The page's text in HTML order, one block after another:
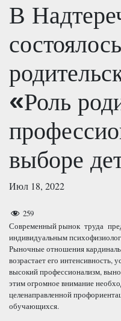
В
состоялось
«Роль
выборе
Июл 18, 2022
259
Современный рынок труда
индивидуальным
Рыночные отношения
возрастает его интенсивность,
высокий профессионализм,
этим огромное внимание
целенаправленной
обучающихся.